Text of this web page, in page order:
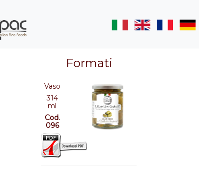
Formati
Vaso
314
ml
Cod.
096